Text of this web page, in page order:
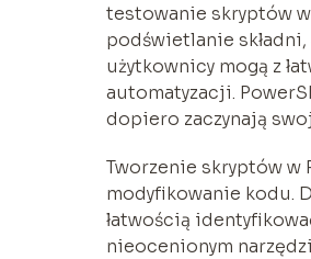
testowanie skryptów
podświetlanie
użytkownicy mogą z
automatyzacji.
dopiero zaczynają
Tworzenie skryptów w
modyfikowanie kodu.
łatwością
nieocenionym